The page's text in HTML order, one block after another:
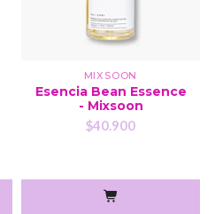
MIXSOON
Esencia Bean Essence
- Mixsoon
$40.900